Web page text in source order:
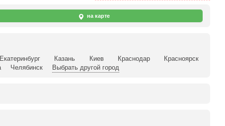
на карте
Екатеринбург Казань Киев Краснодар
Красноярск
Челябинск Выбрать другой город